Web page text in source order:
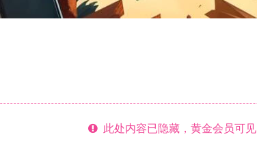
此处内容已隐藏，黄金会员可见